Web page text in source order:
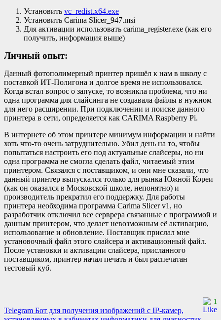
Установить vc_redist.x64.exe
Установить Carima Slicer_947.msi
Для активации использовать carima_register.exe (как его
получить, информация выше)
Личный опыт:
Данный фотополимерный принтер пришёл к нам в школу с
поставкой ИТ-Полигона и долгое время не использовался.
Когда встал вопрос о запуске, то возникла проблема, что ни
одна программа для слайсинга не создавала файлы в нужном
для него расширении. При подключении и поиске данного
принтера в сети, определяется как CARIMA Raspberry Pi.
В интернете об этом принтере минимум информации и найти
хоть что-то очень затруднительно. Убил день на то, чтобы
попытаться настроить его под актуальные слайсеры, но ни
одна программа не смогла сделать файл, читаемый этим
принтером. Связался с поставщиком, и они мне сказали, что
данный принтер выпускался только для рынка Южной Кореи
(как он оказался в Московской школе, непонятно) и
производитель прекратил его поддержку. Для работы
принтера необходима программа Carima Slicer v1, но
разработчик отключил все серврера связанные с программой и
данным принтером, что делает невозможным её активацию,
использование и обновление. Поставщик прислал мне
установочный файл этого слайсера и активационный файл.
После установки и активации слайсера, присланного
поставщиком, принтер начал печать и был распечатан
тестовый куб.
1
Навигация
Telegram Бот для получения изображений с IP-камер,